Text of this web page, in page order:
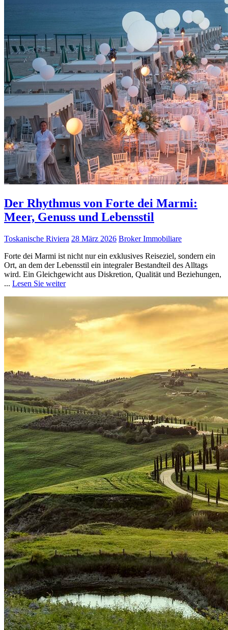
Der Rhythmus von Forte dei Marmi:
Meer, Genuss und Lebensstil
Toskanische Riviera 28 März 2026 Broker Immobiliare
Forte dei Marmi ist nicht nur ein exklusives Reiseziel, sondern ein
Ort, an dem der Lebensstil ein integraler Bestandteil des Alltags
wird. Ein Gleichgewicht aus Diskretion, Qualität und Beziehungen,
... Lesen Sie weiter